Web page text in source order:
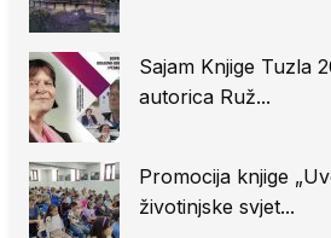
Sajam Knjige Tuzla
autorica Ruž...
Promocija knjige
životinjske svjet...